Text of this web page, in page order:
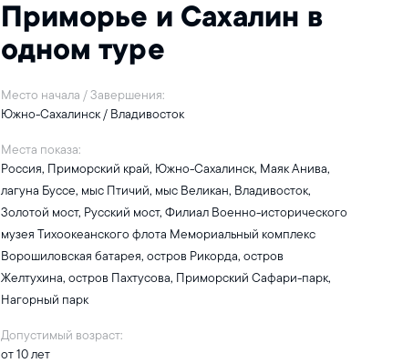
Приморье и Сахалин в
одном туре
Место начала / Завершения:
Южно-Сахалинск / Владивосток
Места показа:
Россия, Приморский край, Южно-Сахалинск, Маяк Анива,
лагуна Буссе, мыс Птичий, мыс Великан, Владивосток,
Золотой мост, Русский мост, Филиал Военно-исторического
музея Тихоокеанского флота Мемориальный комплекс
Ворошиловская батарея, остров Рикорда, остров
Желтухина, остров Пахтусова, Приморский Сафари-парк,
Нагорный парк
Допустимый возраст:
от 10 лет